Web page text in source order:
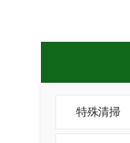
特殊清掃